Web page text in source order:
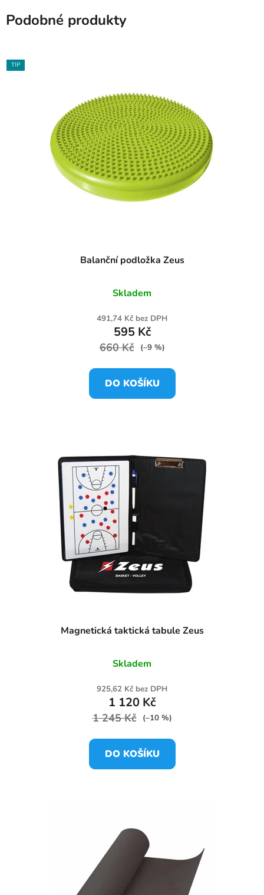
Podobné produkty
TIP
Balanční podložka Zeus
Skladem
491,74 Kč bez DPH
595 Kč
660 Kč (–9 %)
DO KOŠÍKU
Magnetická taktická tabule Zeus
Skladem
925,62 Kč bez DPH
1 120 Kč
1 245 Kč (–10 %)
DO KOŠÍKU